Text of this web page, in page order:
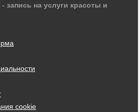
запись на услуги красоты и
cookie